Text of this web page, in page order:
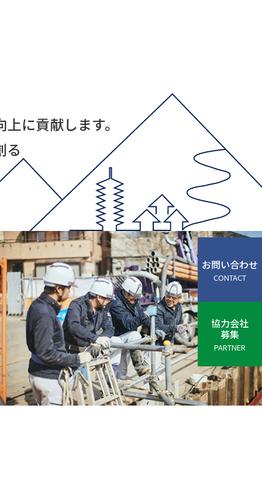
お問い合わせ
CONTACT
協力会社
募集
PARTNER
に貢献します。
る